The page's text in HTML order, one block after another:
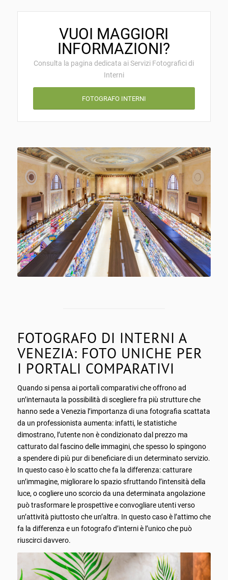
VUOI MAGGIORI
INFORMAZIONI?
Consulta la pagina dedicata ai Servizi Fotografici di
Interni
FOTOGRAFO INTERNI
FOTOGRAFO DI INTERNI A
VENEZIA: FOTO UNICHE PER
I PORTALI COMPARATIVI
Quando si pensa ai portali comparativi che offrono ad
un’internauta la possibilità di scegliere fra più strutture che
hanno sede a Venezia l’importanza di una fotografia scattata
da un professionista aumenta: infatti, le statistiche
dimostrano, l’utente non è condizionato dal prezzo ma
catturato dal fascino delle immagini, che spesso lo spingono
a spendere di più pur di beneficiare di un determinato servizio.
In questo caso è lo scatto che fa la differenza: catturare
un’immagine, migliorare lo spazio sfruttando l’intensità della
luce, o cogliere uno scorcio da una determinata angolazione
può trasformare le prospettive e convogliare utenti verso
un’attività piuttosto che un’altra. In questo caso è l’attimo che
fa la differenza e un fotografo d’interni è l’unico che può
riuscirci davvero.